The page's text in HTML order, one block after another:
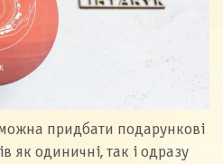
можна придбати подарункові
як одиничні, так і одразу